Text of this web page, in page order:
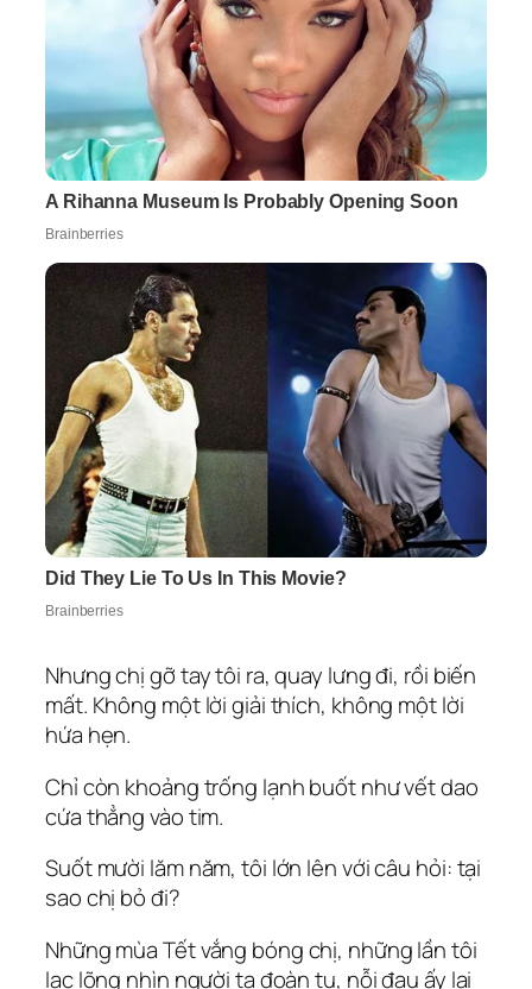
Nhưng chị gỡ tay tôi ra, quay lưng đi, rồi biến
mất. Không một lời giải thích, không một lời
hứa hẹn.
Chỉ còn khoảng trống lạnh buốt như vết dao
cứa thẳng vào tim.
Suốt mười lăm năm, tôi lớn lên với câu hỏi: tại
sao chị bỏ đi?
Những mùa Tết vắng bóng chị, những lần tôi
lạc lõng nhìn người ta đoàn tụ, nỗi đau ấy lại